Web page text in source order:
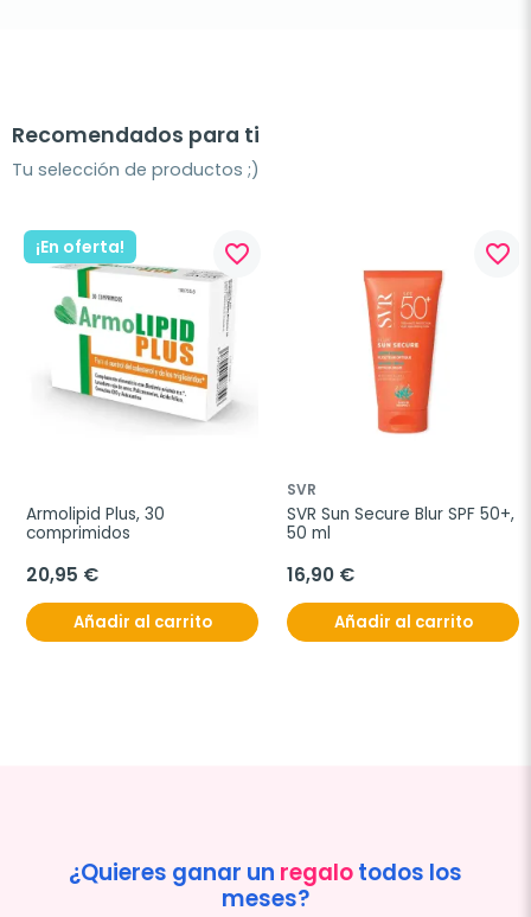
Recomendados para ti
Tu selección de productos ;)
¡En oferta! favorite_border
Armolipid Plus, 30
comprimidos
20,95 €
Añadir al carrito
favorite_border
SVR
SVR Sun Secure Blur SPF 50+,
50 ml
16,90 €
Añadir al carrito
¿Quieres ganar un regalotodos los
meses?